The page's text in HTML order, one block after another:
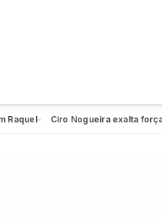
● Ciro Nogueira exalta força de